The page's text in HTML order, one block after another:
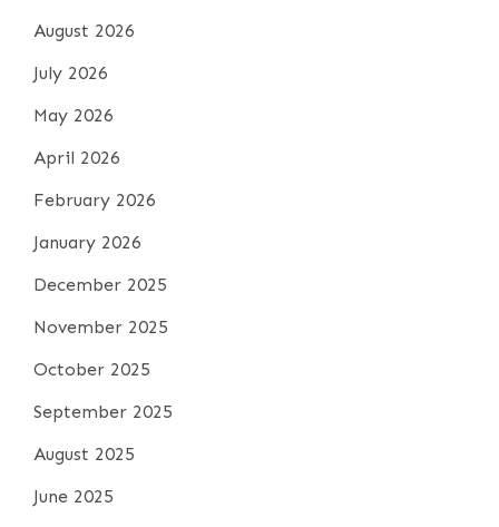
August 2026
July 2026
May 2026
April 2026
February 2026
January 2026
December 2025
November 2025
October 2025
September 2025
August 2025
June 2025